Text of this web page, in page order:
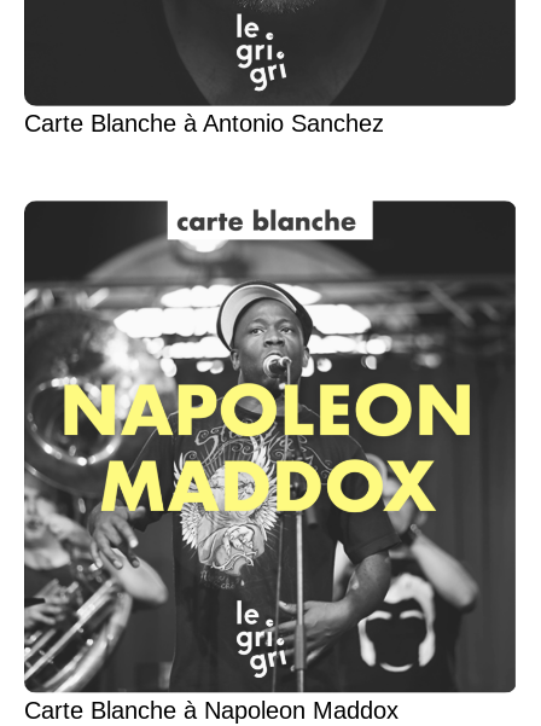
Carte Blanche à Antonio Sanchez
Carte Blanche à Napoleon Maddox